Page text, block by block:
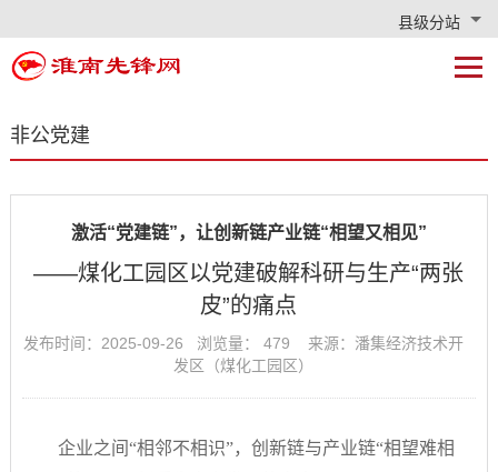
县级分站
非公党建
激活“党建链”，让创新链产业链“相望又相见”
——煤化工园区以党建破解科研与生产“两张
皮”的痛点
发布时间：2025-09-26 浏览量： 479 来源：潘集经济技术开
发区（煤化工园区）
企业之间“相邻不相识”，创新链与产业链“相望难相